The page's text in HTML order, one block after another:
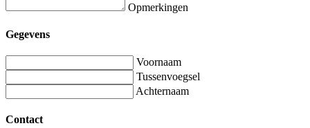
Opmerkingen
Gegevens
Voornaam
Tussenvoegsel
Achternaam
Contact